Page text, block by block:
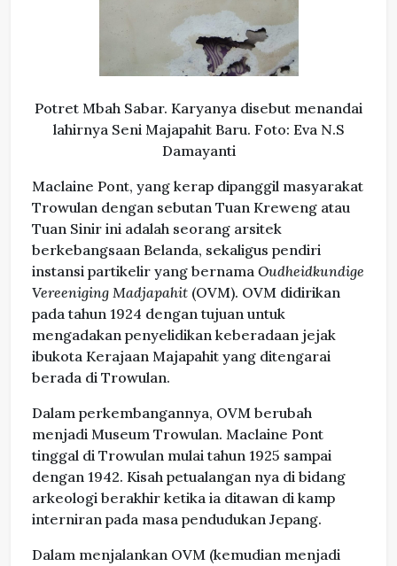
Potret Mbah Sabar. Karyanya disebut menandai
lahirnya Seni Majapahit Baru. Foto: Eva N.S
Damayanti
Maclaine Pont, yang kerap dipanggil masyarakat
Trowulan dengan sebutan Tuan Kreweng atau
Tuan Sinir ini adalah seorang arsitek
berkebangsaan Belanda, sekaligus pendiri
instansi partikelir yang bernama Oudheidkundige
Vereeniging Madjapahit (OVM). OVM didirikan
pada tahun 1924 dengan tujuan untuk
mengadakan penyelidikan keberadaan jejak
ibukota Kerajaan Majapahit yang ditengarai
berada di Trowulan.
Dalam perkembangannya, OVM berubah
menjadi Museum Trowulan. Maclaine Pont
tinggal di Trowulan mulai tahun 1925 sampai
dengan 1942. Kisah petualangan nya di bidang
arkeologi berakhir ketika ia ditawan di kamp
interniran pada masa pendudukan Jepang.
Dalam menjalankan OVM (kemudian menjadi